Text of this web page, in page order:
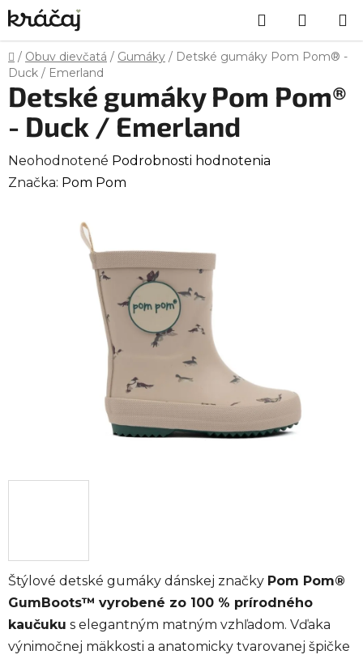
Prejsť
na
obsah
Hľadať
KOŠÍK
Domov
/ Obuv dievčatá / Gumáky / Detské gumáky Pom Pom® -
Duck / Emerland
Štýlové detské gumáky dánskej značky Pom Pom®
GumBoots™ vyrobené zo 100 % prírodného
kaučuku s elegantným matným vzhľadom. Vďaka
výnimočnej mäkkosti a anatomicky tvarovanej špičke
Detské gumáky Pom Pom®
- Duck / Emerland
Priemerné
hodnotenie
Neohodnotené Podrobnosti hodnotenia
Značka: Pom Pom